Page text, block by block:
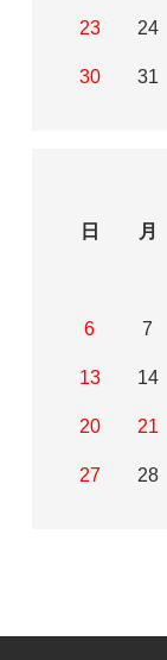
23 24
30 31
日
月
6 7
13 14
20 21
27 28